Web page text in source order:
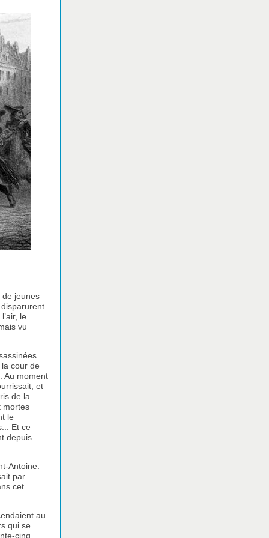
de jeunes
le
vu
cour de
Au moment
et
de la
mortes
le
Et ce
depuis
Antoine.
par
cet
au
qui se
cinq